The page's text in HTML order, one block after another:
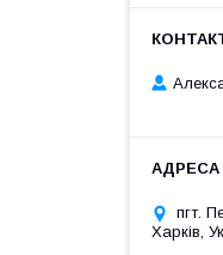
пгт.
Харків,